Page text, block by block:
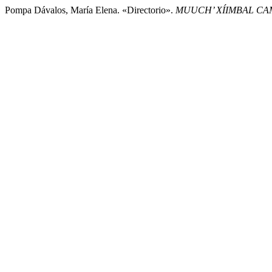
Pompa Dávalos, María Elena. «Directorio». MUUCH’ XÍIMBAL